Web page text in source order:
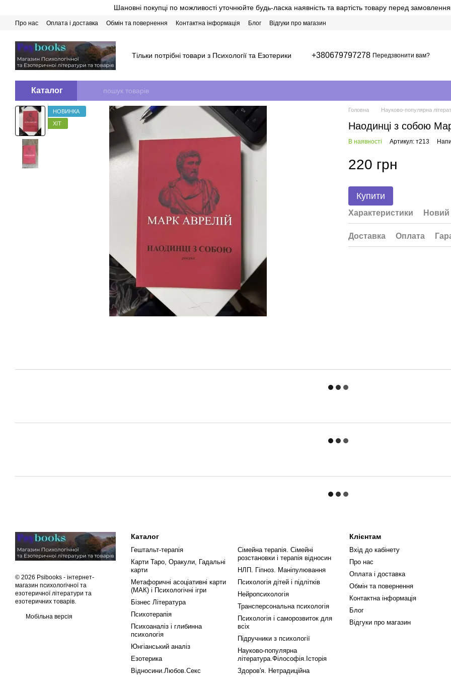
Шановні покупці по можливості уточнюйте будь-ласка наявність та вартість товару перед
Про нас Оплата і доставка Обмін та повернення Контактна інформація Блог Відгуки про магазин
Тільки потрібні товари з Психології та Езотерики +380679797278 Передзвонити вам?
Каталог
НОВИНКА
ХІТ
Головна Науково-популярна
Наодинці з собою
В наявності Артикул: т213
220 грн
Купити
Характеристики Новий
Доставка Оплата
© 2026 Psibooks - інтернет-
магазин психологічної та
езотеричної літератури та
езотеричних товарів.
Мобільна версія
Каталог
Гештальт-терапія
Карти Таро, Оракули, Гадальні
карти
Метафоричні асоціативні карти
(МАК) і Психологічні ігри
Бізнес Література
Психотерапія
Психоаналіз і глибинна
психологія
Юнгіанський аналіз
Езотерика
Відносини.Любов.Секс
Сімейна терапія. Сімейні
розстановки і терапія відносин
НЛП. Гіпноз. Маніпулювання
Психологія дітей і підлітків
Нейропсихологія
Трансперсональна психологія
Психологія і саморозвиток для
всіх
Підручники з психології
Науково-популярна
література.Філософія.Історія
Здоров'я. Нетрадиційна
Клієнтам
Вхід до кабінету
Про нас
Оплата і доставка
Обмін та повернення
Контактна інформація
Блог
Відгуки про магазин